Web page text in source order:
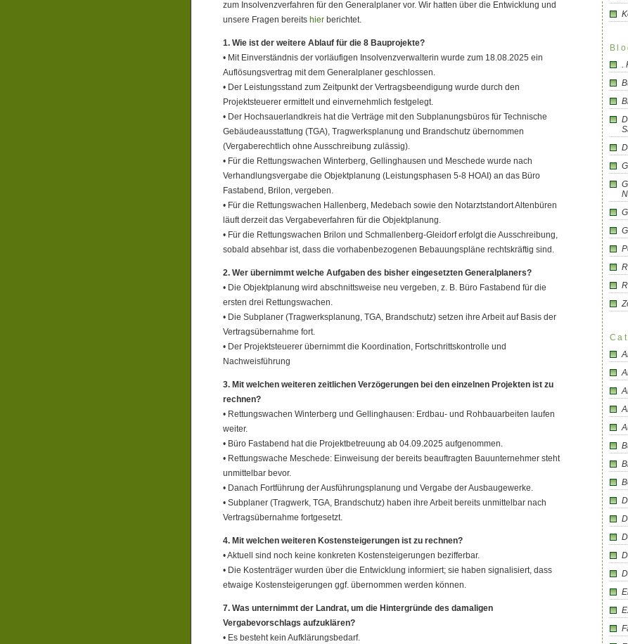
zum Insolvenzverfahren für den Generalplaner vor. Wir hatten über die Entwicklung und
unsere Fragen bereits hier berichtet.
1. Wie ist der weitere Ablauf für die 8 Bauprojekte?
• Mit Einverständnis der vorläufigen Insolvenzverwalterin wurde zum 18.08.2025 ein
Auflösungsvertrag mit dem Generalplaner geschlossen.
• Der Leistungsstand zum Zeitpunkt der Vertragsbeendigung wurde durch den
Projektsteuerer ermittelt und einvernehmlich festgelegt.
• Der Hochsauerlandkreis hat die Verträge mit den Subplanungsbüros für Technische
Gebäudeausstattung (TGA), Tragwerksplanung und Brandschutz übernommen
(Vergaberechtlich ohne Ausschreibung zulässig).
• Für die Rettungswachen Winterberg, Gellinghausen und Meschede wurde nach
Verhandlungsvergabe die Objektplanung (Leistungsphasen 5-8 HOAI) an das Büro
Fastabend, Brilon, vergeben.
• Für die Rettungswachen Hallenberg, Medebach sowie den Notarztstandort Altenbüren
läuft derzeit das Vergabeverfahren für die Objektplanung.
• Für die Rettungswachen Brilon und Schmallenberg-Gleidorf erfolgt die Ausschreibung,
sobald absehbar ist, dass die vorhabenbezogenen Bebauungspläne rechtskräftig sind.
2. Wer übernimmt welche Aufgaben des bisher eingesetzten Generalplaners?
• Die Objektplanung wird abschnittsweise neu vergeben, z. B. Büro Fastabend für die
ersten drei Rettungswachen.
• Die Subplaner (Tragwerksplanung, TGA, Brandschutz) setzen ihre Arbeit auf Basis der
Vertragsübernahme fort.
• Der Projektsteuerer übernimmt die Koordination, Fortschrittskontrolle und
Nachweisführung
3. Mit welchen weiteren zeitlichen Verzögerungen bei den einzelnen Projekten ist zu
rechnen?
• Rettungswachen Winterberg und Gellinghausen: Erdbau- und Rohbauarbeiten laufen
weiter.
• Büro Fastabend hat die Projektbetreuung ab 04.09.2025 aufgenommen.
• Rettungswache Meschede: Einweisung der bereits beauftragten Bauunternehmer steht
unmittelbar bevor.
• Danach Fortführung der Ausführungsplanung und Vergabe der Ausbaugewerke.
• Subplaner (Tragwerk, TGA, Brandschutz) haben ihre Arbeit bereits unmittelbar nach
Vertragsübernahme fortgesetzt.
4. Mit welchen weiteren Kostensteigerungen ist zu rechnen?
• Aktuell sind noch keine konkreten Kostensteigerungen bezifferbar.
• Die Kostenträger wurden über die Entwicklung informiert; sie haben signalisiert, dass
etwaige Kostensteigerungen ggf. übernommen werden können.
7. Was unternimmt der Landrat, um die Hintergründe des damaligen
Vergabevorschlags aufzuklären?
• Es besteht kein Aufklärungsbedarf.
.